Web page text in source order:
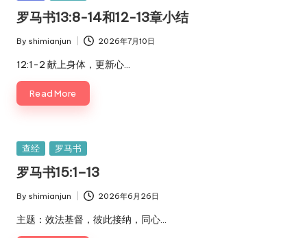
罗马书13:8-14和12-13章小结
Posted
by
By shimianjun 2026年7月10日
12:1-2 献上身体，更新心…
Read More
Posted
查经 罗马书
罗马书15:1–13
Posted
by
By shimianjun 2026年6月26日
主题：效法基督，彼此接纳，同心…